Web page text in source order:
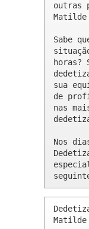
outras
Sabe
horas?
sua
de
nas
Nos
Matilde